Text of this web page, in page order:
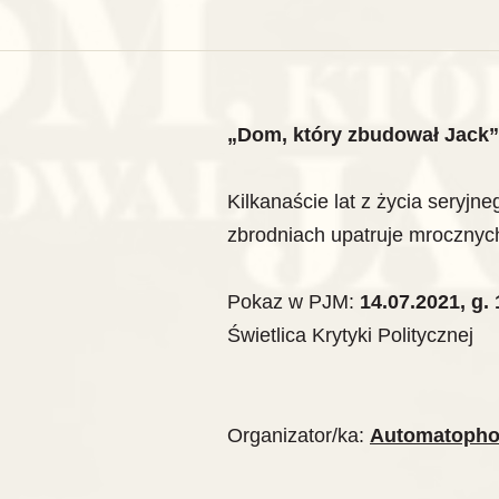
„Dom, który zbudował Jack”
Kilkanaście lat z życia
zbrodniach upatruje
Pokaz w PJM: 14.07.2021, g.
Świetlica Krytyki Politycznej
Organizator/ka: